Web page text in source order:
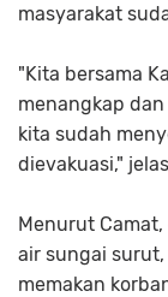
masyarakat
"Kita bersama
menangkap
kita sudah
dievakuasi,"
Menurut
air sungai
memakan